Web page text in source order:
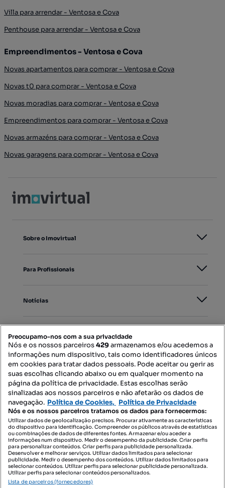
Villa para arrendar - Ventosa e Cova
Penthouse para arrendar - Ventosa e Cova
Empreendimentos - Ventosa e Cova
Novas apartamentos para comprar - Ventosa e Cova
Novas t0 para comprar - Ventosa e Cova
Novas moradias para comprar - Ventosa e Cova
Empreendimentos para comprar - Ventosa e Cova
Novas armazéns para comprar - Ventosa e Cova
Novas garagens para comprar - Ventosa e Cova
Sobre o Imovirtual
Para Profissionais
Notícias
Mapa do Site
Contacte-nos
SIGA-NOS:
DESCARREGAR NA:
Preocupamo-nos com a sua privacidade
Nós e os nossos parceiros429armazenamos e/ou acedemos a
informações num dispositivo, tais como identificadores únicos
em cookies para tratar dados pessoais. Pode aceitar ou gerir as
suas escolhas clicando abaixo ou em qualquer momento na
página da política de privacidade. Estas escolhas serão
sinalizadas aos nossos parceiros e não afetarão os dados de
navegação. Política de Cookies, Política de Privacidade
Nós e os nossos parceiros tratamos os dados para fornecermos:
Utilizar dados de geolocalização precisos. Procurar ativamente as características
do dispositivo para identificação. Compreender os públicos através de estatísticas
ou combinações de dados de diferentes fontes. Armazenar e/ou aceder a
informações num dispositivo. Medir o desempenho da publicidade. Criar perfis
para personalizar conteúdos. Criar perfis para publicidade personalizada.
Desenvolver e melhorar serviços. Utilizar dados limitados para selecionar
publicidade. Medir o desempenho dos conteúdos. Utilizar dados limitados para
selecionar conteúdos. Utilizar perfis para selecionar publicidade personalizada.
Utilizar perfis para selecionar conteúdos personalizados.
Lista de parceiros (fornecedores)